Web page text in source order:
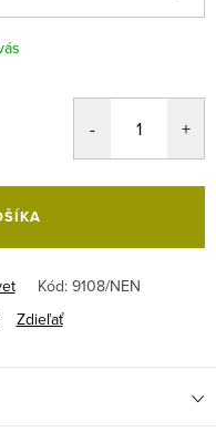
Kód: 9108/NEN
Zdieľať